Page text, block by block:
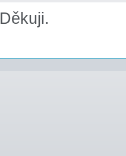
Děkuji.